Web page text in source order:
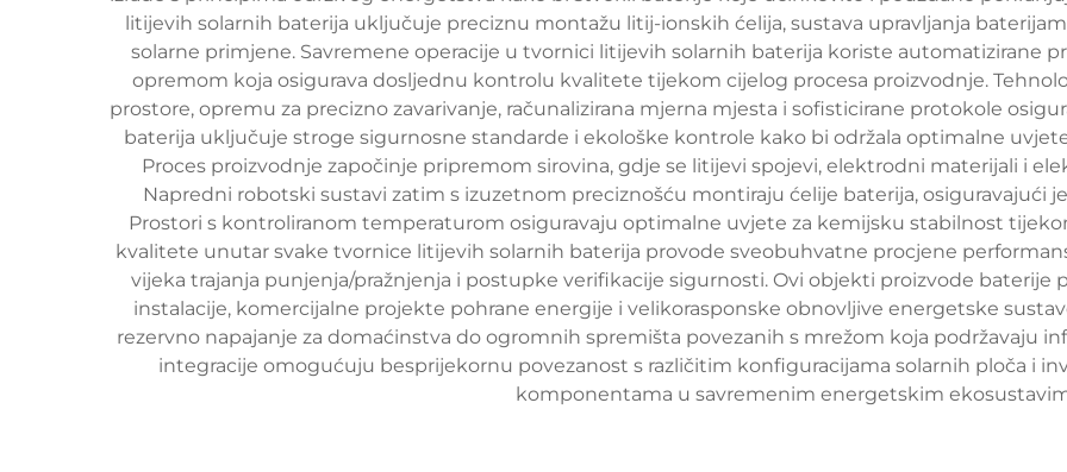
litijevih solarnih baterija uključuje preciznu montažu litij-ionskih ćelija, sustava upravljanja
solarne primjene. Savremene operacije u tvornici litijevih solarnih baterija koriste automatizirane
opremom koja osigurava dosljednu kontrolu kvalitete tijekom cijelog procesa proizvodnje.
prostore, opremu za precizno zavarivanje, računalizirana mjerna mjesta i sofisticirane protokole
baterija uključuje stroge sigurnosne standarde i ekološke kontrole kako bi održala optimalne
Proces proizvodnje započinje pripremom sirovina, gdje se litijevi spojevi, elektrodni materijali i
Napredni robotski sustavi zatim s izuzetnom preciznošću montiraju ćelije baterija, osiguravajući
Prostori s kontroliranom temperaturom osiguravaju optimalne uvjete za kemijsku stabilnost
kvalitete unutar svake tvornice litijevih solarnih baterija provode sveobuhvatne procjene
vijeka trajanja punjenja/pražnjenja i postupke verifikacije sigurnosti. Ovi objekti proizvode baterije
instalacije, komercijalne projekte pohrane energije i velikorasponske obnovljive energetske
rezervno napajanje za domaćinstva do ogromnih spremišta povezanih s mrežom koja podržavaju
integracije omogućuju besprijekornu povezanost s različitim konfiguracijama solarnih ploča i
komponentama u savremenim energetskim